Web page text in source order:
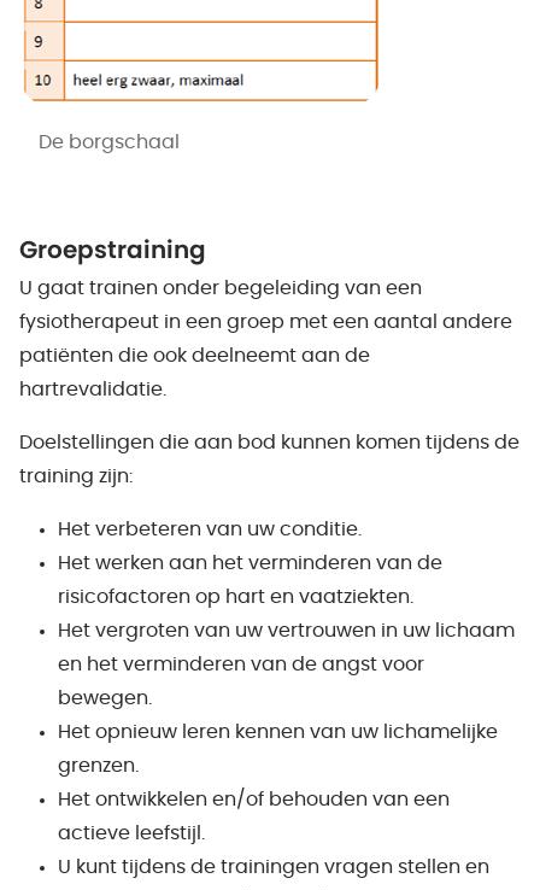
De borgschaal
Groepstraining
U gaat trainen onder begeleiding van een
fysiotherapeut in een groep met een aantal andere
patiënten die ook deelneemt aan de
hartrevalidatie.
Doelstellingen die aan bod kunnen komen tijdens de
training zijn:
Het verbeteren van uw conditie.
Het werken aan het verminderen van de
risicofactoren op hart en vaatziekten.
Het vergroten van uw vertrouwen in uw lichaam
en het verminderen van de angst voor
bewegen.
Het opnieuw leren kennen van uw lichamelijke
grenzen.
Het ontwikkelen en/of behouden van een
actieve leefstijl.
U kunt tijdens de trainingen vragen stellen en